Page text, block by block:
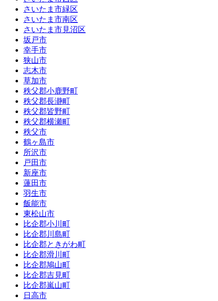
さいたま市緑区
さいたま市南区
さいたま市見沼区
坂戸市
幸手市
狭山市
志木市
草加市
秩父郡小鹿野町
秩父郡長瀞町
秩父郡皆野町
秩父郡横瀬町
秩父市
鶴ヶ島市
所沢市
戸田市
新座市
蓮田市
羽生市
飯能市
東松山市
比企郡小川町
比企郡川島町
比企郡ときがわ町
比企郡滑川町
比企郡鳩山町
比企郡吉見町
比企郡嵐山町
日高市